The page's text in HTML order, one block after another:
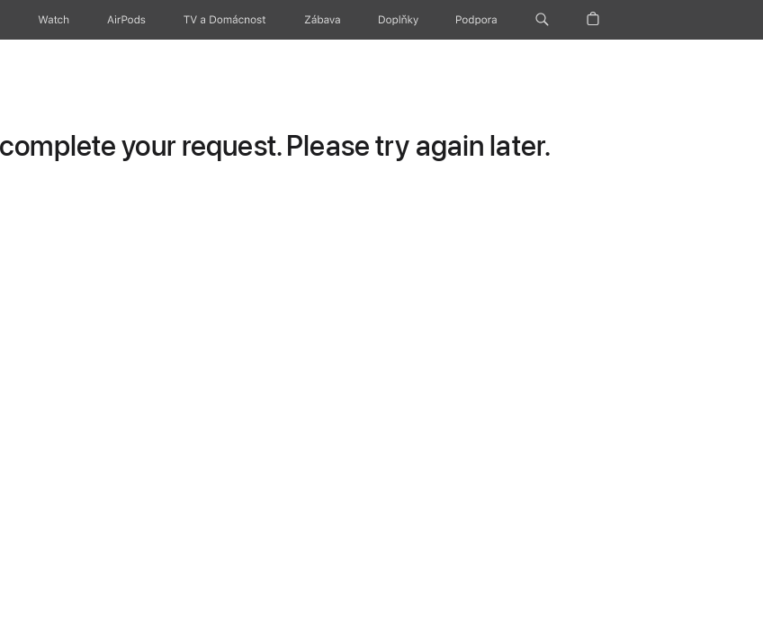
Watch AirPods TV a Domácnost Zábava Doplňky Podpora
your request. Please try again later.